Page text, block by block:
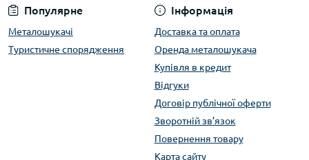
Популярне
Металошукачі
Туристичне спорядження
Інформація
Доставка та оплата
Оренда металошукача
Купівля в кредит
Відгуки
Договір публічної оферти
Зворотній зв’язок
Повернення товару
Карта сайту